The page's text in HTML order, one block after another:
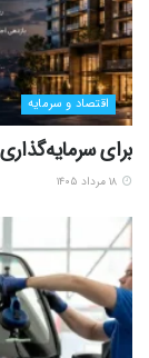
اقتصاد و سرمایه
برای